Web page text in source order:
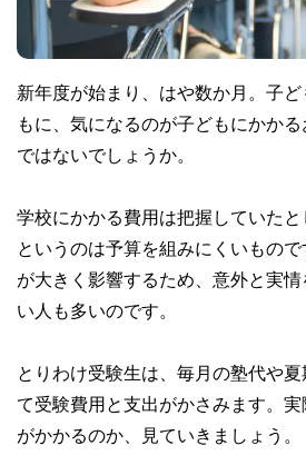
新年度が始まり、はや数か月。子
もに、気になるのが子どもにかかる
ではないでしょうか。
学校にかかる費用は把握していた
というのは予算を組みにくいもの
が大きく影響するため、意外と実
い人も多いのです。
とりわけ受験生は、毎月の塾代や
て受験費用と支出がかさみます。
がかかるのか、見ていきましょう。